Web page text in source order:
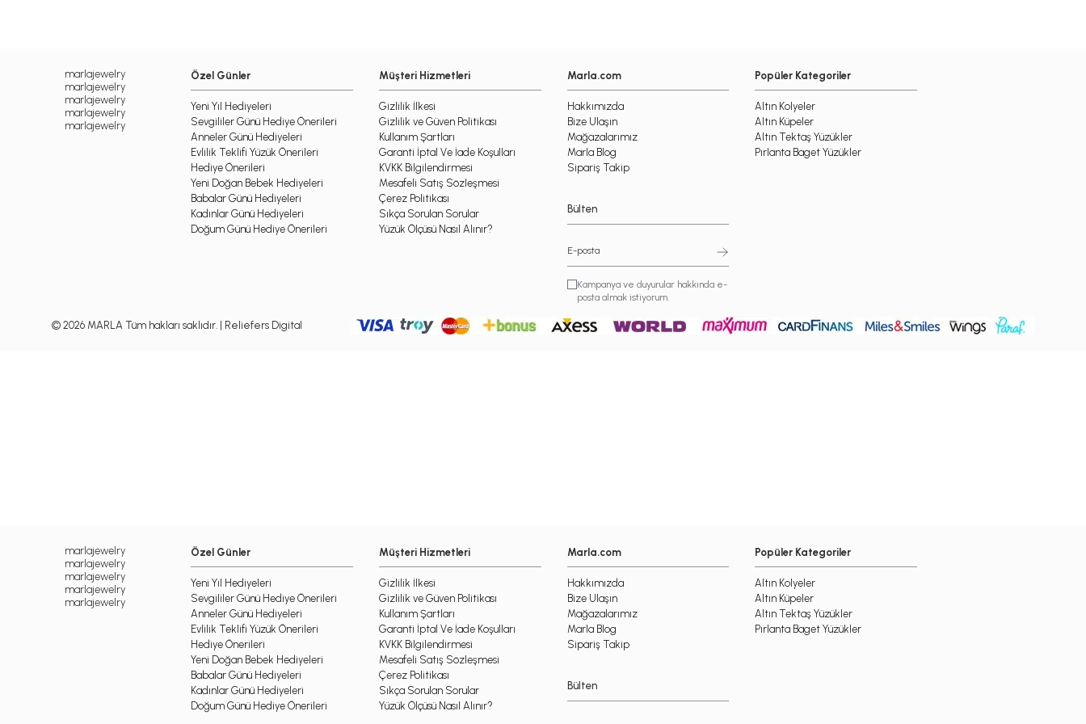
marlajewelry
marlajewelry
marlajewelry
marlajewelry
marlajewelry
Özel Günler
Yeni Yıl Hediyeleri
Sevgililer Günü Hediye Önerileri
Anneler Günü Hediyeleri
Evlilik Teklifi Yüzük Önerileri
Hediye Önerileri
Yeni Doğan Bebek Hediyeleri
Babalar Günü Hediyeleri
Kadınlar Günü Hediyeleri
Doğum Günü Hediye Önerileri
Müşteri Hizmetleri
Gizlilik İlkesi
Gizlilik ve Güven Politikası
Kullanım Şartları
Garanti İptal Ve İade Koşulları
KVKK Bilgilendirmesi
Mesafeli Satış Sözleşmesi
Çerez Politikası
Sıkça Sorulan Sorular
Yüzük Ölçüsü Nasıl Alınır?
Marla.com
Hakkımızda
Bize Ulaşın
Mağazalarımız
Marla Blog
Sipariş Takip
Bülten
Kampanya ve duyurular hakkında e-
posta almak istiyorum.
Popüler Kategoriler
Altın Kolyeler
Altın Küpeler
Altın Tektaş Yüzükler
Pırlanta Baget Yüzükler
© 2026 MARLA Tüm hakları saklıdır. | Reliefers Digital
marlajewelry
marlajewelry
marlajewelry
marlajewelry
marlajewelry
Özel Günler
Yeni Yıl Hediyeleri
Sevgililer Günü Hediye Önerileri
Anneler Günü Hediyeleri
Evlilik Teklifi Yüzük Önerileri
Hediye Önerileri
Yeni Doğan Bebek Hediyeleri
Babalar Günü Hediyeleri
Kadınlar Günü Hediyeleri
Doğum Günü Hediye Önerileri
Müşteri Hizmetleri
Gizlilik İlkesi
Gizlilik ve Güven Politikası
Kullanım Şartları
Garanti İptal Ve İade Koşulları
KVKK Bilgilendirmesi
Mesafeli Satış Sözleşmesi
Çerez Politikası
Sıkça Sorulan Sorular
Yüzük Ölçüsü Nasıl Alınır?
Marla.com
Hakkımızda
Bize Ulaşın
Mağazalarımız
Marla Blog
Sipariş Takip
Bülten
Popüler Kategoriler
Altın Kolyeler
Altın Küpeler
Altın Tektaş Yüzükler
Pırlanta Baget Yüzükler